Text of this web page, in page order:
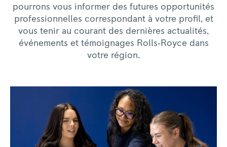
pourrons vous informer des futures opportunités
professionnelles correspondant à votre profil, et
vous tenir au courant des dernières actualités,
événements et témoignages Rolls‑Royce dans
votre région.